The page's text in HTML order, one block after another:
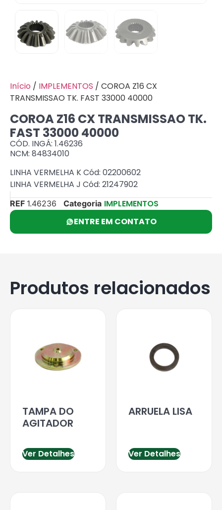
Início / IMPLEMENTOS / COROA Z16 CX
TRANSMISSAO TK. FAST 33000 40000
COROA Z16 CX TRANSMISSAO TK.
FAST 33000 40000
CÓD. INGÁ: 1.46236
NCM: 84834010
LINHA VERMELHA K Cód: 02200602
LINHA VERMELHA J Cód: 21247902
REF 1.46236 Categoria IMPLEMENTOS
ENTRE EM CONTATO
Produtos relacionados
TAMPA DO
AGITADOR
Ver Detalhes
ARRUELA LISA
Ver Detalhes